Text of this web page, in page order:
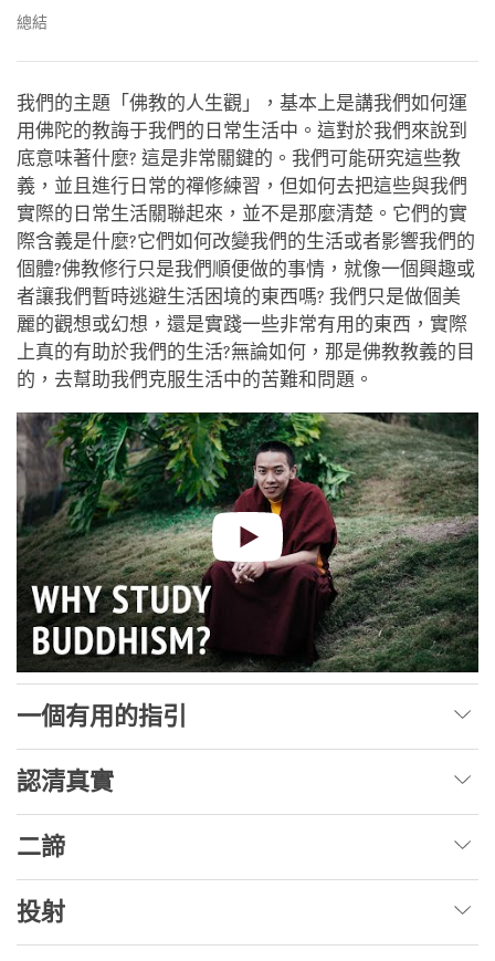
總結
我們的主題「佛教的人生觀」，基本上是講我們如何運
用佛陀的教誨于我們的日常生活中。這對於我們來說到
底意味著什麼? 這是非常關鍵的。我們可能研究這些教
義，並且進行日常的禪修練習，但如何去把這些與我們
實際的日常生活關聯起來，並不是那麼清楚。它們的實
際含義是什麼?它們如何改變我們的生活或者影響我們的
個體?佛教修行只是我們順便做的事情，就像一個興趣或
者讓我們暫時逃避生活困境的東西嗎? 我們只是做個美
麗的觀想或幻想，還是實踐一些非常有用的東西，實際
上真的有助於我們的生活?無論如何，那是佛教教義的目
的，去幫助我們克服生活中的苦難和問題。
一個有用的指引
認清真實
二諦
投射